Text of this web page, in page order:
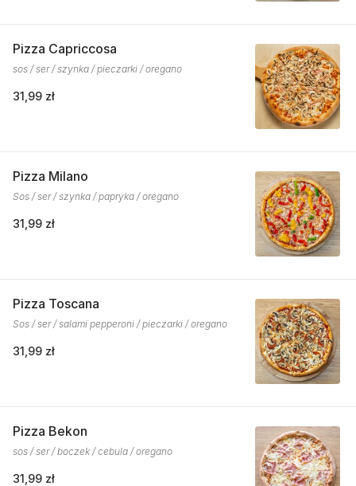
Pizza Capriccosa
sos / ser / szynka / pieczarki / oregano
31,99 zł
Pizza Milano
Sos / ser / szynka / papryka / oregano
31,99 zł
Pizza Toscana
Sos / ser / salami pepperoni / pieczarki / oregano
31,99 zł
Pizza Bekon
sos / ser / boczek / cebula / oregano
31,99 zł